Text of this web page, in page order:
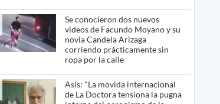
Se conocieron dos nuevos
videos de Facundo Moyano y su
novia Candela Arizaga
corriendo prácticamente sin
ropa por la calle
Asís: "La movida internacional
de La Doctora tensiona la pugna